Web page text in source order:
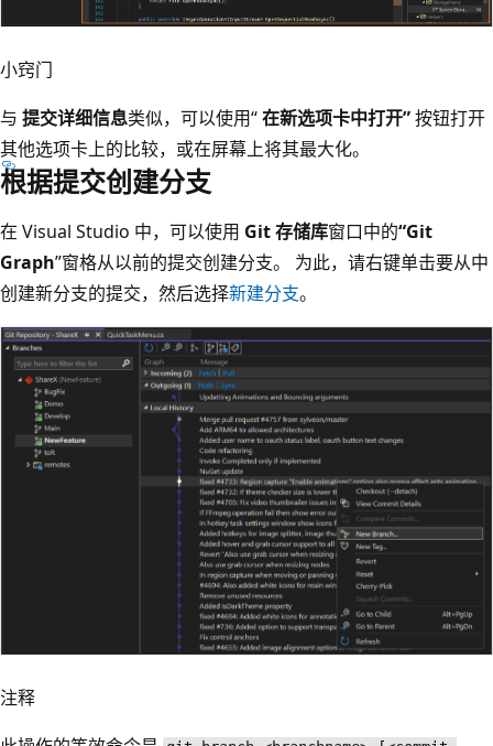
小窍门
与 提交详细信息类似，可以使用“在新选项卡中打开”按钮打开
其他选项卡上的比较，或在屏幕上将其最大化。
根据提交创建分支
在 Visual Studio 中，可以使用 Git 存储库窗口中的“Git
Graph”窗格从以前的提交创建分支。 为此，请右键单击要从中
创建新分支的提交，然后选择新建分支。
注释